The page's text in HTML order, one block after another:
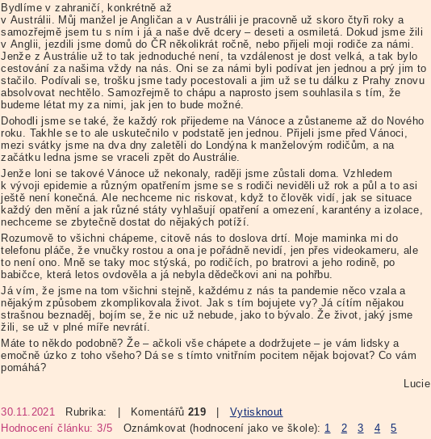
Bydlíme v zahraničí, konkrétně až
v Austrálii. Můj manžel je Angličan a v Austrálii je pracovně už skoro čtyři roky a
samozřejmě jsem tu s ním i já a naše dvě dcery – deseti a osmiletá. Dokud jsme žili
v Anglii, jezdili jsme domů do ČR několikrát ročně, nebo přijeli moji rodiče za námi.
Jenže z Austrálie už to tak jednoduché není, ta vzdálenost je dost velká, a tak bylo
cestování za našima vždy na nás. Oni se za námi byli podívat jen jednou a prý jim to
stačilo. Podívali se, trošku jsme tady pocestovali a jim už se tu dálku z Prahy znovu
absolvovat nechtělo. Samozřejmě to chápu a naprosto jsem souhlasila s tím, že
budeme létat my za nimi, jak jen to bude možné.
Dohodli jsme se také, že každý rok přijedeme na Vánoce a zůstaneme až do Nového
roku. Takhle se to ale uskutečnilo v podstatě jen jednou. Přijeli jsme před Vánoci,
mezi svátky jsme na dva dny zaletěli do Londýna k manželovým rodičům, a na
začátku ledna jsme se vraceli zpět do Austrálie.
Jenže loni se takové Vánoce už nekonaly, raději jsme zůstali doma. Vzhledem
k vývoji epidemie a různým opatřením jsme se s rodiči neviděli už rok a půl a to asi
ještě není konečná. Ale nechceme nic riskovat, když to člověk vidí, jak se situace
každý den mění a jak různé státy vyhlašují opatření a omezení, karantény a izolace,
nechceme se zbytečně dostat do nějakých potíží.
Rozumově to všichni chápeme, citově nás to doslova drtí. Moje maminka mi do
telefonu pláče, že vnučky rostou a ona je pořádně nevidí, jen přes videokameru, ale
to není ono. Mně se taky moc stýská, po rodičích, po bratrovi a jeho rodině, po
babičce, která letos ovdověla a já nebyla dědečkovi ani na pohřbu.
Já vím, že jsme na tom všichni stejně, každému z nás ta pandemie něco vzala a
nějakým způsobem zkomplikovala život. Jak s tím bojujete vy? Já cítím nějakou
strašnou beznaděj, bojím se, že nic už nebude, jako to bývalo. Že život, jaký jsme
žili, se už v plné míře nevrátí.
Máte to někdo podobně? Že – ačkoli vše chápete a dodržujete – je vám lidsky a
emočně úzko z toho všeho? Dá se s tímto vnitřním pocitem nějak bojovat? Co vám
pomáhá?
Lucie
30.11.2021 Rubrika: | Komentářů 219
Vytisknout
Hodnocení článku: 3/5 Oznámkovat (hodnocení jako ve škole): 1 2 3 4 5